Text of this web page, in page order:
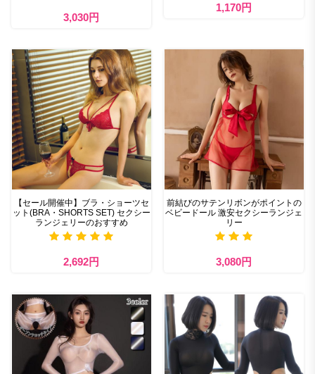
3,030円
1,170円
【セール開催中】ブラ・ショーツセ
ット(BRA・SHORTS SET) セクシー
ランジェリーのおすすめ
2,692円
前結びのサテンリボンがポイントの
ベビードール 激安セクシーランジェ
リー
3,080円